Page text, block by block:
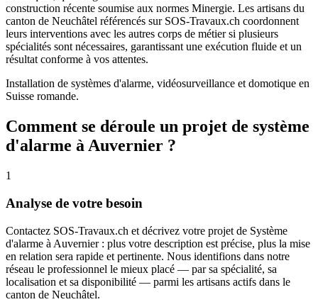
construction récente soumise aux normes Minergie. Les artisans du
canton de Neuchâtel référencés sur SOS-Travaux.ch coordonnent
leurs interventions avec les autres corps de métier si plusieurs
spécialités sont nécessaires, garantissant une exécution fluide et un
résultat conforme à vos attentes.
Installation de systèmes d'alarme, vidéosurveillance et domotique en
Suisse romande.
Comment se déroule un projet de système
d'alarme à Auvernier ?
1
Analyse de votre besoin
Contactez SOS-Travaux.ch et décrivez votre projet de Système
d'alarme à Auvernier : plus votre description est précise, plus la mise
en relation sera rapide et pertinente. Nous identifions dans notre
réseau le professionnel le mieux placé — par sa spécialité, sa
localisation et sa disponibilité — parmi les artisans actifs dans le
canton de Neuchâtel.